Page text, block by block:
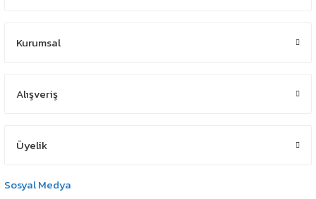
Kurumsal
Alışveriş
Üyelik
Sosyal Medya